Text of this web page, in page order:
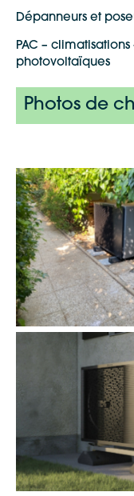
Dépanneurs et
PAC –
photovoltaïques
Photos de
Google